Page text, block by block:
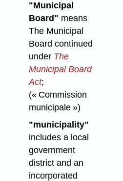
"Municipal
Board" means
The Municipal
Board continued
under The
Municipal Board
Act;
(« Commission
municipale »)
"municipality"
includes a local
government
district and an
incorporated